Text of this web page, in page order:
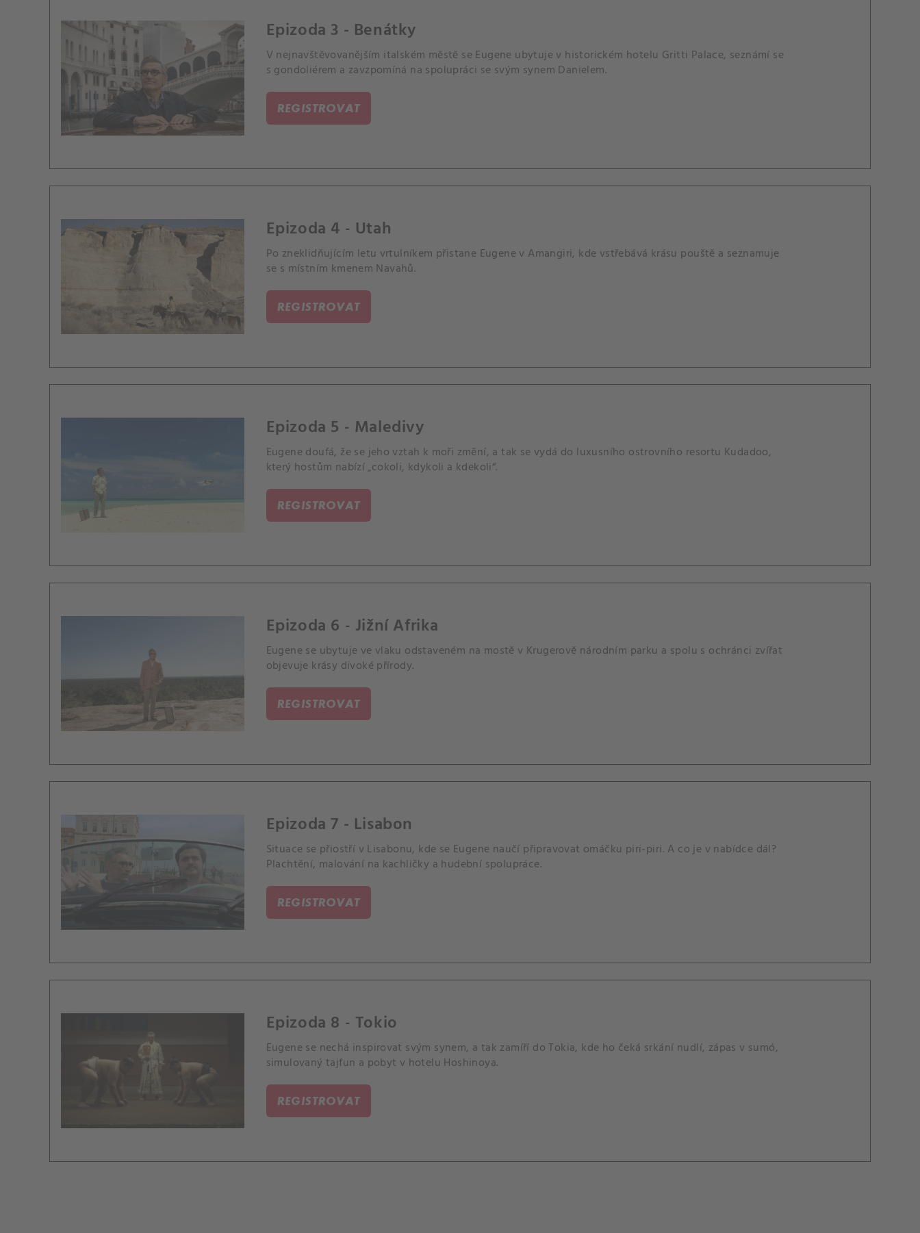
Epizoda 3 - Benátky
V nejnavštěvovanějším italském městě se Eugene ubytuje v historickém hotelu Gritti Palace, seznámí se
s gondoliérem a zavzpomíná na spolupráci se svým synem Danielem.
REGISTROVAT
Epizoda 4 - Utah
Po zneklidňujícím letu vrtulníkem přistane Eugene v Amangiri, kde vstřebává krásu pouště a seznamuje
se s místním kmenem Navahů.
REGISTROVAT
Epizoda 5 - Maledivy
Eugene doufá, že se jeho vztah k moři změní, a tak se vydá do luxusního ostrovního resortu Kudadoo,
který hostům nabízí „cokoli, kdykoli a kdekoli“.
REGISTROVAT
Epizoda 6 - Jižní Afrika
Eugene se ubytuje ve vlaku odstaveném na mostě v Krugerově národním parku a spolu s ochránci zvířat
objevuje krásy divoké přírody.
REGISTROVAT
Epizoda 7 - Lisabon
Situace se přiostří v Lisabonu, kde se Eugene naučí připravovat omáčku piri-piri. A co je v nabídce dál?
Plachtění, malování na kachličky a hudební spolupráce.
REGISTROVAT
Epizoda 8 - Tokio
Eugene se nechá inspirovat svým synem, a tak zamíří do Tokia, kde ho čeká srkání nudlí, zápas v sumó,
simulovaný tajfun a pobyt v hotelu Hoshinoya.
REGISTROVAT